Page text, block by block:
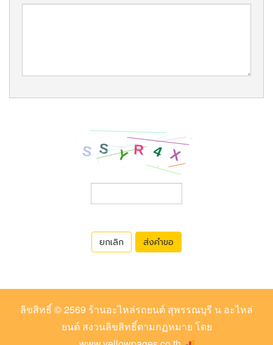
ยกเลิก ส่งคำขอ
ลิขสิทธิ์ © 2569 ร้านอะไหล่รถยนต์ สุพรรณบุรี น อะไหล่
ยนต์สงวนลิขสิทธิ์ตามกฏหมาย โดย